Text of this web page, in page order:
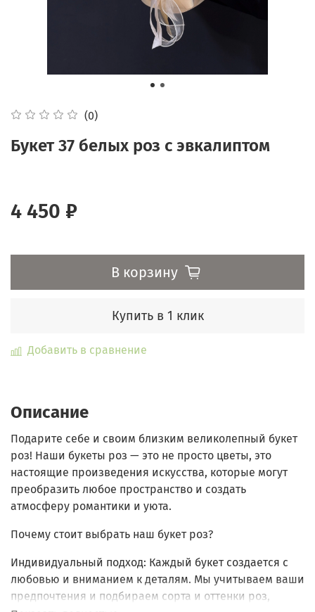
(0)
Букет 37 белых роз с эвкалиптом
4 450 ₽
В корзину
Купить в 1 клик
Добавить в сравнение
Описание
Подарите себе и своим близким великолепный букет
роз! Наши букеты роз — это не просто цветы, это
настоящие произведения искусства, которые могут
преобразить любое пространство и создать
атмосферу романтики и уюта.
Почему стоит выбрать наш букет роз?
Индивидуальный подход: Каждый букет создается с
любовью и вниманием к деталям. Мы учитываем ваши
предпочтения и подбираем сорта и оттенки роз,